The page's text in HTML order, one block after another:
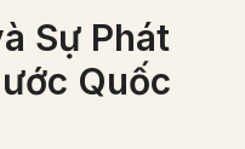
Sự Phát
Quốc